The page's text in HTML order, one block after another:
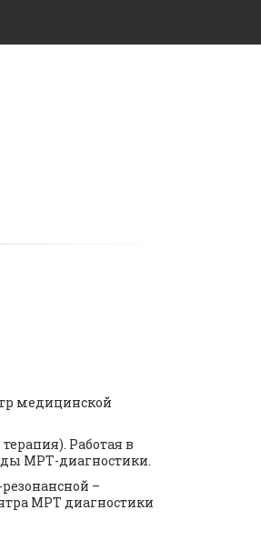
медицинской
Работая в
МРТ-диагностики.
–
МРТ диагностики